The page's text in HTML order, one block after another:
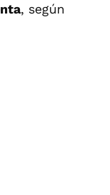
, según